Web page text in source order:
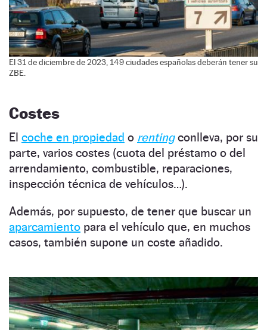
El 31 de diciembre de 2023, 149 ciudades españolas deberán tener su
ZBE.
Costes
El coche en propiedad o rentingconlleva, por su
parte, varios costes (cuota del préstamo o del
arrendamiento, combustible, reparaciones,
inspección técnica de vehículos…).
Además, por supuesto, de tener que buscar un
aparcamiento para el vehículo que, en muchos
casos, también supone un coste añadido.